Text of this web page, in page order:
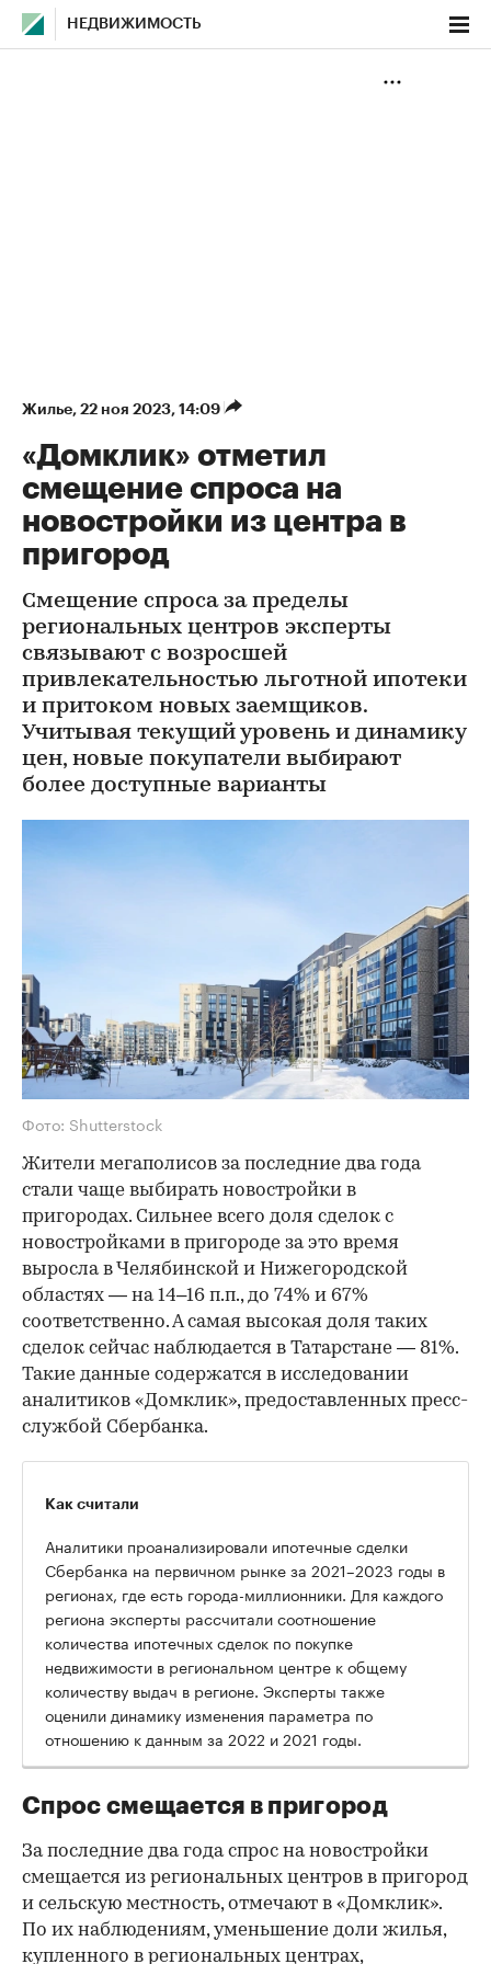
НЕДВИЖИМОСТЬ
Жилье⁠, 22 ноя 2023, 14:09
«Домклик» отметил
смещение спроса на
новостройки из центра в
пригород
Смещение спроса за пределы
региональных центров эксперты
связывают с возросшей
привлекательностью льготной ипотеки
и притоком новых заемщиков.
Учитывая текущий уровень и динамику
цен, новые покупатели выбирают
более доступные варианты
Фото: Shutterstock
Жители мегаполисов за последние два года
стали чаще выбирать новостройки в
пригородах. Сильнее всего доля сделок с
новостройками в пригороде за это время
выросла в Челябинской и Нижегородской
областях — на 14–16 п.п., до 74% и 67%
соответственно. А самая высокая доля таких
сделок сейчас наблюдается в Татарстане — 81%.
Такие данные содержатся в исследовании
аналитиков «Домклик», предоставленных пресс-
службой Сбербанка.
Как считали
Аналитики проанализировали ипотечные сделки
Сбербанка на первичном рынке за 2021–2023 годы в
регионах, где есть города-миллионники. Для каждого
региона эксперты рассчитали соотношение
количества ипотечных сделок по покупке
недвижимости в региональном центре к общему
количеству выдач в регионе. Эксперты также
оценили динамику изменения параметра по
отношению к данным за 2022 и 2021 годы.
Спрос смещается в пригород
За последние два года спрос на новостройки
смещается из региональных центров в пригород
и сельскую местность, отмечают в «Домклик».
По их наблюдениям, уменьшение доли жилья,
купленного в региональных центрах,